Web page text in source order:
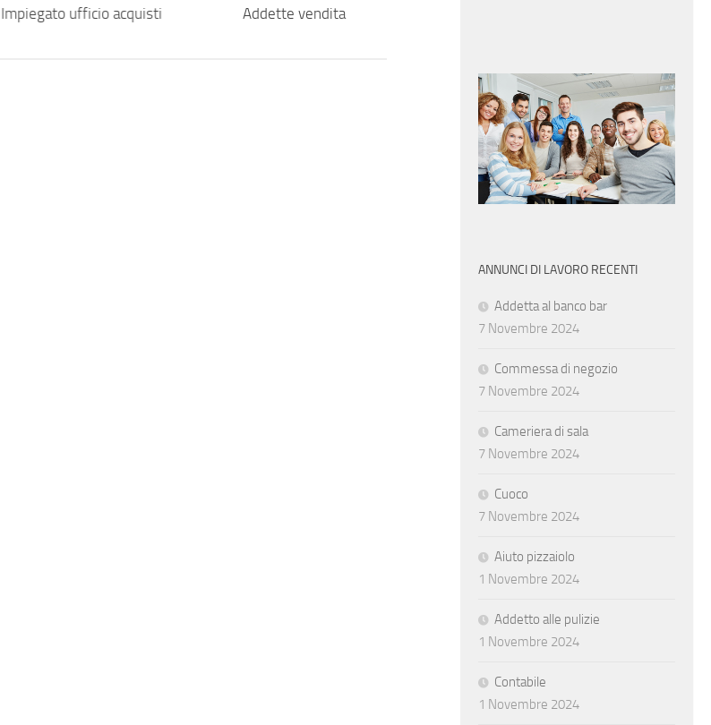
Impiegato ufficio acquisti Addette vendita
ANNUNCI DI LAVORO RECENTI
Addetta al banco bar
7 Novembre 2024
Commessa di negozio
7 Novembre 2024
Cameriera di sala
7 Novembre 2024
Cuoco
7 Novembre 2024
Aiuto pizzaiolo
1 Novembre 2024
Addetto alle pulizie
1 Novembre 2024
Contabile
1 Novembre 2024